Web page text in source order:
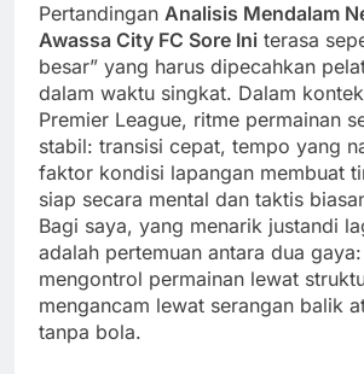
Pertandingan Analisis Mendalam
Awassa City FC Sore Ini terasa
besar” yang harus dipecahkan
dalam waktu singkat. Dalam
Premier League, ritme permainan
stabil: transisi cepat, tempo yang
faktor kondisi lapangan membuat
siap secara mental dan taktis
Bagi saya, yang menarik justandi
adalah pertemuan antara dua
mengontrol permainan lewat
mengancam lewat serangan balik
tanpa bola.